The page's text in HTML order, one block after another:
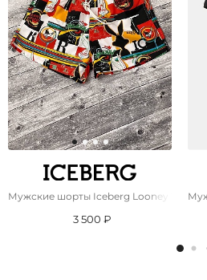
Мужские шорты Iceberg Looney Tunes
3 500 ₽